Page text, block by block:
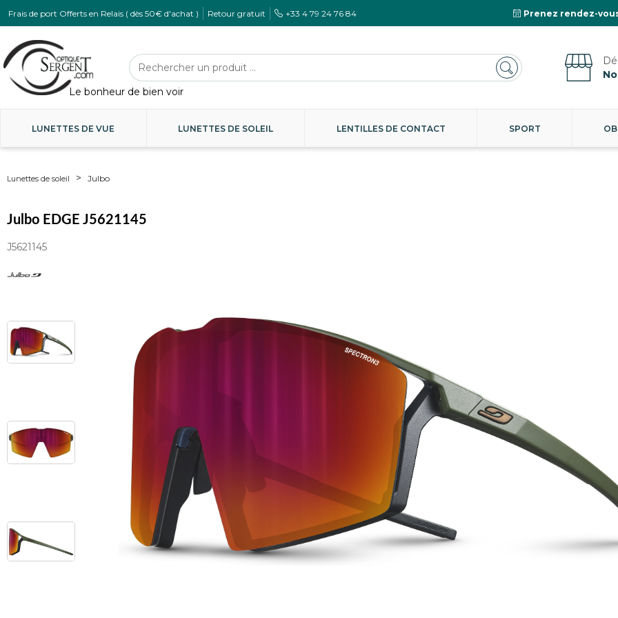
Frais de port Offerts en Relais ( dès 50€ d'achat ) Retour gratuit +33 4 79 24 76 84 Prenez rendez-
LUNETTES DE VUE LUNETTES DE SOLEIL LENTILLES DE CONTACT SPORT
Lunettes de soleil Julbo
Julbo EDGE J5621145
J5621145